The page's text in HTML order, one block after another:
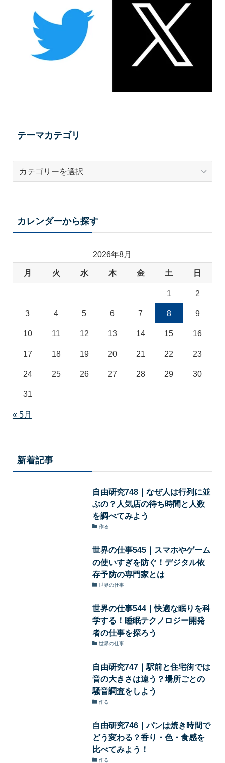
テーマカテゴリ
カレンダーから探す
2026年8月
月 火 水 木 金 土 日
1 2
3 4 5 6 7 8 9
10 11 12 13 14 15 16
17 18 19 20 21 22 23
24 25 26 27 28 29 30
31
« 5月
新着記事
自由研究748｜なぜ人は行列に並
ぶの？人気店の待ち時間と人数
を調べてみよう
作る
世界の仕事545｜スマホやゲーム
の使いすぎを防ぐ！デジタル依
存予防の専門家とは
世界の仕事
世界の仕事544｜快適な眠りを科
学する！睡眠テクノロジー開発
者の仕事を探ろう
世界の仕事
自由研究747｜駅前と住宅街では
音の大きさは違う？場所ごとの
騒音調査をしよう
作る
自由研究746｜パンは焼き時間で
どう変わる？香り・色・食感を
比べてみよう！
作る